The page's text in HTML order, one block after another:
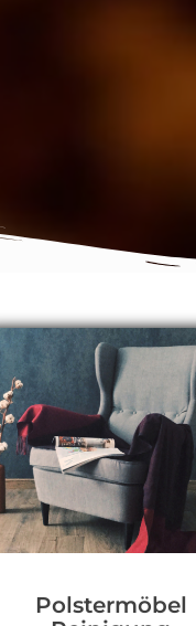
Polstermöbel